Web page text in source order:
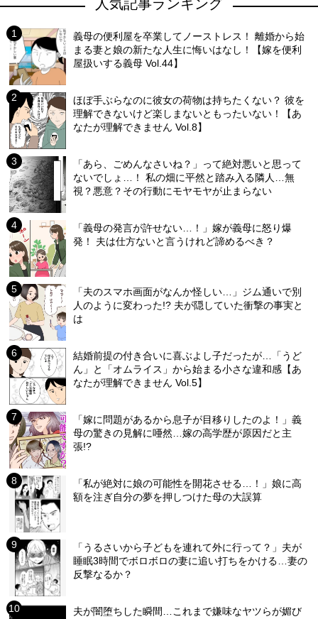
人気記事ランキング
義母の便利屋を卒業してノーストレス！ 離婚から始
まる妻と娘の新たな人生に悔いはなし！【嫁を便利
屋扱いする義母 Vol.44】
ほぼ手ぶらなのに彼女の荷物は持ちたくない？ 彼を
理解できないけど楽しまないともったいない！【あ
なたが理解できません Vol.8】
「あら、ごめんなさいね？」って絶対悪いと思って
ないでしょ…！ 私の畑に平然と踏み入る隣人…無
視？悪意？その行動にモヤモヤが止まらない
「義母の発言が許せない…！」嫁が義母に怒り爆
発！ 夫は仕方ないと言うけれど諦めるべき？
「夫のスマホ画面がなんか怪しい…」ジム通いで別
人のように変わった!? 夫が隠していた衝撃の事実と
は
結婚前提の付き合いに喜ぶよし子だったが…「うど
ん」と「オムライス」から始まる小さな違和感【あ
なたが理解できません Vol.5】
「嫁に問題があるから息子が目移りしたのよ！」義
母の驚きの見解に唖然…嫁の高学歴が原因だと主
張!?
「私が絶対に娘の可能性を開花させる…！」娘に高
額を注ぎ自分の夢を押しつけた母の大誤算
「うるさいから子どもを連れて外に行って？」夫が
睡眠3時間でボロボロの妻に追い打ちをかける…妻の
反撃なるか？
夫が闇堕ちした瞬間…これまで嫌味なヤツらが媚び